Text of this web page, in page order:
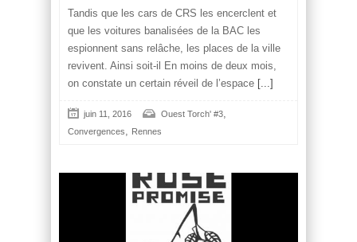
Tandis que les cars de CRS les encerclent et
que les voitures banalisées de la BAC les
espionnent sans relâche, les places de la ville
revivent. Ainsi soit-il En moins de deux mois,
on cons­tate un certain réveil de l’espace [...]
juin 11, 2016 Ouest Torch' #3
Convergences Rennes